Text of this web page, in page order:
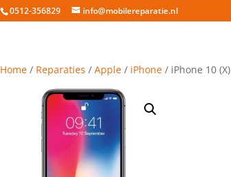
0512-356829 info@mobilereparatie.nl
Home/ Reparaties / Apple/ iPhone/ iPhone 10 (X)